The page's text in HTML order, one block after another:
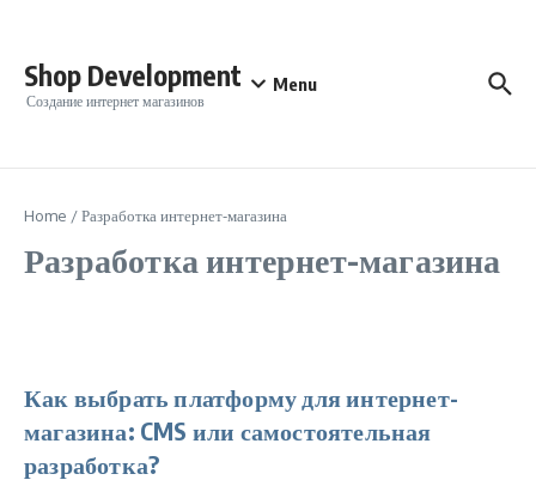
Shop Development
Создание интернет магазинов
Menu
Home /Разработка интернет-магазина
Разработка интернет-магазина
Как выбрать платформу для интернет-
магазина: CMS или самостоятельная
разработка?